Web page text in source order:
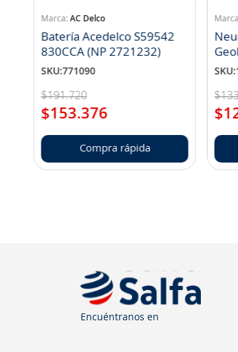
AC Delco
Batería Acedelco S59542
830CCA (NP 2721232)
SKU:771090
$191.720
$153.376
Compra rápida
SKU:
$
$
Encuéntranos en